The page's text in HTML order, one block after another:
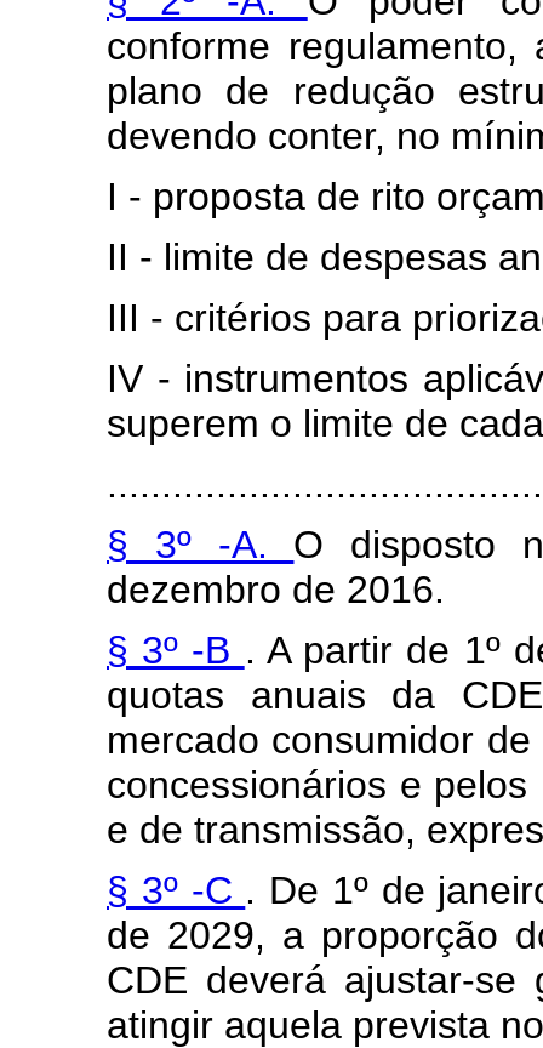
conforme
plano de redução
devendo conter, no
I - proposta de rito
II - limite de despesas
III - critérios para
IV - instrumentos
superem o limite de
§ 3º -A. O disposto
dezembro de 2016.
§ 3º -B . A partir de 1º
quotas anuais da
mercado consumidor
concessionários e
e de transmissão,
§ 3º -C . De 1º de
de 2029, a proporção
CDE deverá ajustar-se
atingir aquela prevista